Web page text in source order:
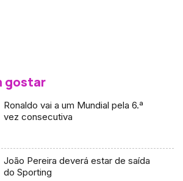
gostar
Ronaldo vai a um Mundial pela 6.ª
vez consecutiva
João Pereira deverá estar de saída
do Sporting